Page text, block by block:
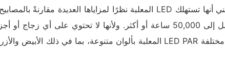
طاقة أقل وتولد حرارة أقل. كما تتميز بعمر افتراضي أطول، يصل إلى 50,000 ساعة